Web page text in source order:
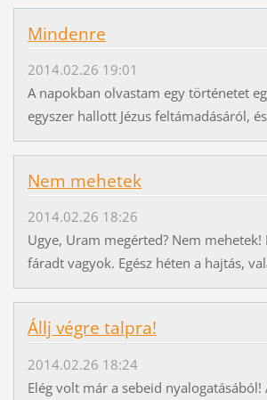
Mindenre
2014.02.26 19:01
A napokban olvastam egy történetet
egyszer hallott Jézus feltámadásáról,
Nem mehetek
2014.02.26 18:26
Ugye, Uram megérted? Nem mehetek!
fáradt vagyok. Egész héten a hajtás,
Állj végre talpra!
2014.02.26 18:24
Elég volt már a sebeid nyalogatásából!